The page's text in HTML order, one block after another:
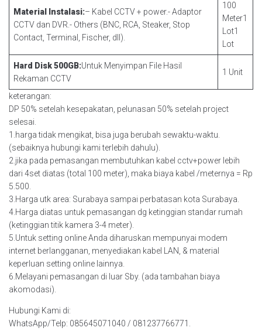
Material Instalasi:– Kabel CCTV + power.- Adaptor
CCTV dan DVR.- Others (BNC, RCA, Steaker, Stop
Contact, Terminal, Fischer, dll).
100
Meter1
Lot1
Lot
Hard Disk 500GB:Untuk Menyimpan File Hasil
Rekaman CCTV
1 Unit
keterangan:
DP 50% setelah kesepakatan, pelunasan 50% setelah project
selesai.
1.harga tidak mengikat, bisa juga berubah sewaktu-waktu.
(sebaiknya hubungi kami terlebih dahulu).
2.jika pada pemasangan membutuhkan kabel cctv+power lebih
dari 4set diatas (total 100 meter), maka biaya kabel /meternya = Rp
5.500.
3.Harga utk area: Surabaya sampai perbatasan kota Surabaya.
4.Harga diatas untuk pemasangan dg ketinggian standar rumah
(ketinggian titik kamera 3-4 meter).
5.Untuk setting online Anda diharuskan mempunyai modem
internet berlangganan, menyediakan kabel LAN, & material
keperluan setting online lainnya.
6.Melayani pemasangan di luar Sby. (ada tambahan biaya
akomodasi).
Hubungi Kami di:
WhatsApp/Telp: 085645071040 / 081237766771.